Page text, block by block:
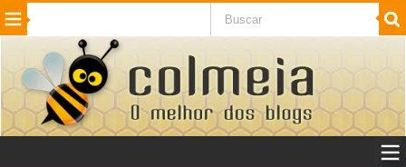
Beleza Cinema e TV
Internet Jogos NotÃ­cias SaÃºde
VeÃ­culos Adulto